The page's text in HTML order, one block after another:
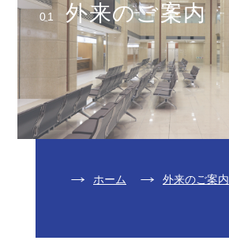
01 外来のご案内
ホーム 外来のご案内